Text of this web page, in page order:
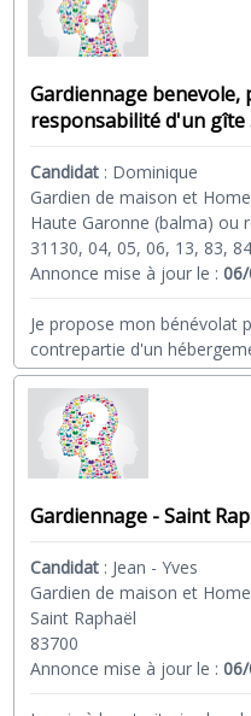
Gardiennage benevole,
responsabilité d'un gîte
Candidat : Dominique
Gardien de maison et
Haute Garonne (balma) ou
31130, 04, 05, 06, 13, 83, 84
Annonce mise à jour le :
Je propose mon bénévolat
contrepartie d'un
Gardiennage - Saint
Candidat : Jean - Yves
Gardien de maison et
Saint Raphaël
83700
Annonce mise à jour le :